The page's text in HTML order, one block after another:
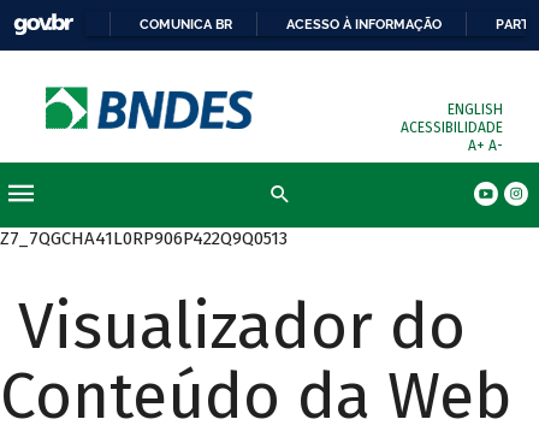
COMUNICA BR ACESSO À INFORMAÇÃO
ENGLISH
ACESSIBILIDADE
A+ A-
Z7_7QGCHA41L0RP906P422Q9Q0513
Visualizador do
Conteúdo da Web